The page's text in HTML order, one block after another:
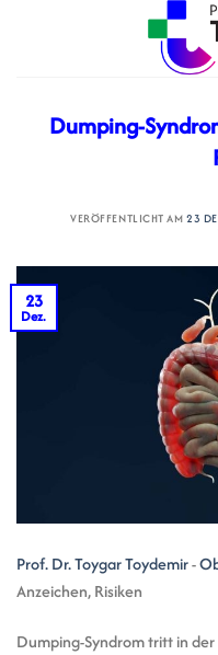
Dumping-
VERÖFFENTLICHT AM23
23
Dez.
Prof. Dr. Toygar Toydemir-
Anzeichen, Risiken
Dumping-Syndrom tritt in